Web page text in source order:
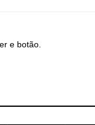
e botão.